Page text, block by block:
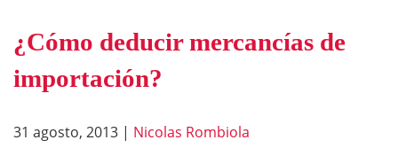
¿Cómo deducir mercancías de
importación?
31 agosto, 2013 | Nicolas Rombiola